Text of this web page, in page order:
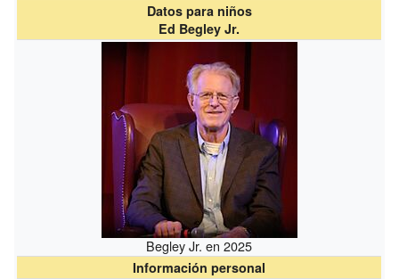
Datos para niños
Ed Begley Jr.
Begley Jr. en 2025
Información personal